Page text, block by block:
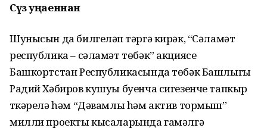
Сүз уңаеннан
Шунысын да билгеләп үтәргә кирәк, “Сәламәт
республика – сәламәт төбәк” акциясе
Башкортстан Республикасында төбәк Башлыгы
Радий Хәбиров кушуы буенча сигезенче тапкыр
үткәрелә һәм “Дәвамлы һәм актив тормыш”
милли проекты кысаларында гамәлгә